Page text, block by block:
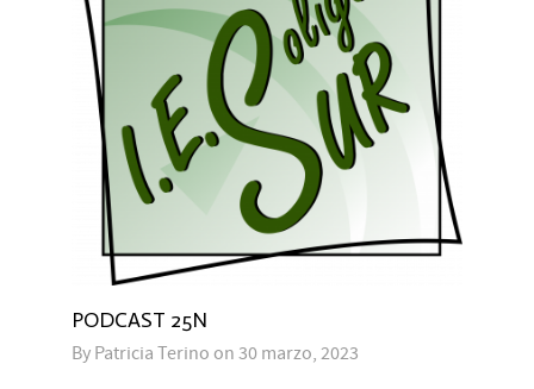
PODCAST 25N
By Patricia Terino on 30 marzo, 2023